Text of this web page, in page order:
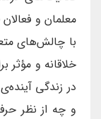
معلمان و
با چالش‌های
خلاقانه و
در زندگی
و چه از نظر